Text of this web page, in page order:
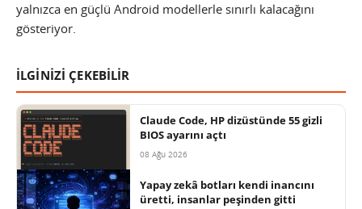
yalnızca en güçlü Android modellerle sınırlı kalacağını
gösteriyor.
İLGİNİZİ ÇEKEBİLİR
Claude Code, HP dizüstünde 55 gizli
BIOS ayarını açtı
08 Ağu 2026
Yapay zekâ botları kendi inancını
üretti, insanlar peşinden gitti